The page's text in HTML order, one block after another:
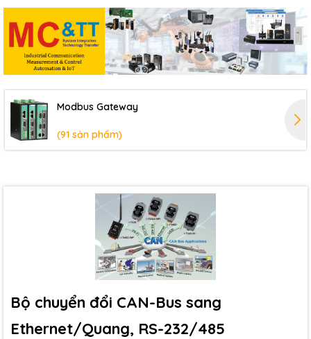
Modbus Gateway
(91 sản phẩm)
Bộ chuyển đổi CAN-Bus sang
Ethernet/Quang, RS-232/485